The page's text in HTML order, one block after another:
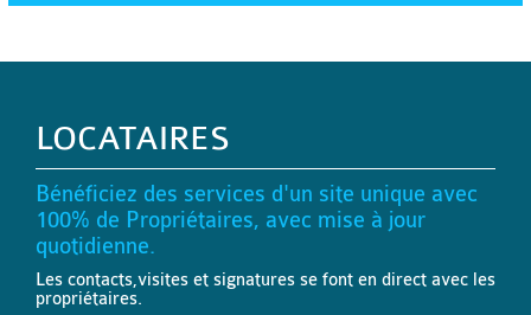
LOCATAIRES
Bénéficiez des services d'un site unique avec
100% de Propriétaires, avec mise à jour
quotidienne.
Les contacts,visites et signatures se font en direct avec les
propriétaires.